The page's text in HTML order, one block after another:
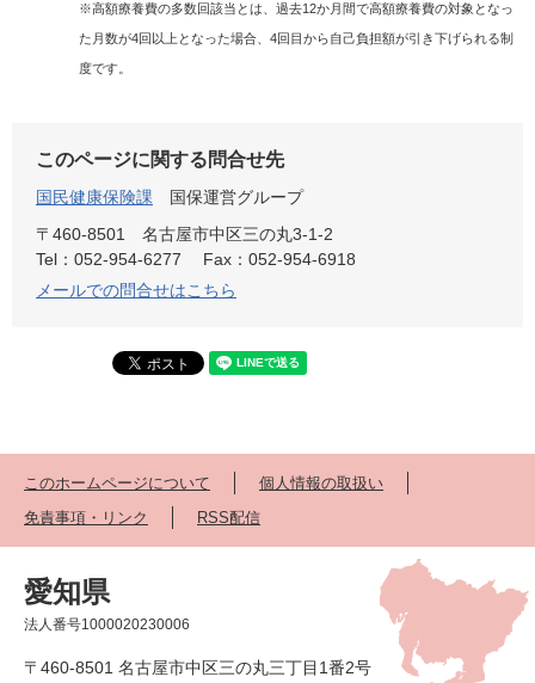
※高額療養費の多数回該当とは、過去12か月間で高額療養費の対象となっ
た月数が4回以上となった場合、4回目から自己負担額が引き下げられる制
度です。
このページに関する問合せ先
国民健康保険課
国保運営グループ
〒460-8501
名古屋市中区三の丸3-1-2
Tel：052-954-6277
Fax：052-954-6918
メールでの問合せはこちら
このホームページについて
個人情報の取扱い
免責事項・リンク
RSS配信
愛知県
法人番号1000020230006
〒460-8501 名古屋市中区三の丸三丁目1番2号